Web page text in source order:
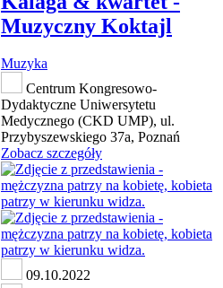
Muzyczny Koktajl
Muzyka
Centrum Kongresowo-
Dydaktyczne Uniwersytetu
Medycznego (CKD UMP), ul.
Przybyszewskiego 37a, Poznań
Zobacz szczegóły
09.10.2022